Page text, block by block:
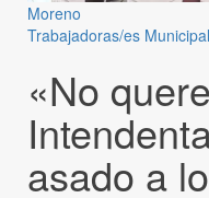
Moreno
Trabajadoras/es
«No
asado a